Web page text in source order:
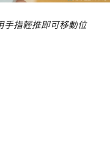
手指輕推即可移動位